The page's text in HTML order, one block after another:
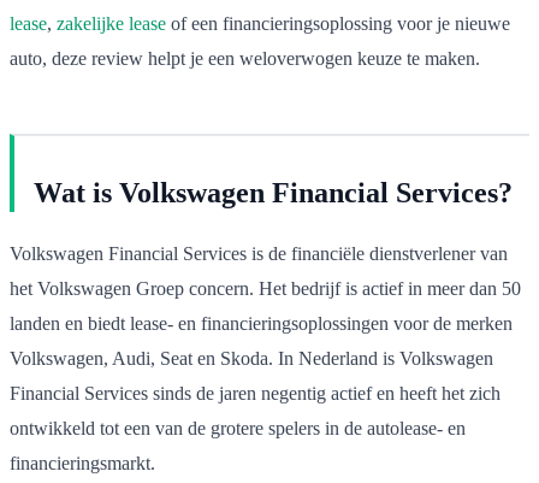
lease, zakelijke lease of een financieringsoplossing voor je nieuwe
auto, deze review helpt je een weloverwogen keuze te maken.
Wat is Volkswagen Financial Services?
Volkswagen Financial Services is de financiële dienstverlener van
het Volkswagen Groep concern. Het bedrijf is actief in meer dan 50
landen en biedt lease- en financieringsoplossingen voor de merken
Volkswagen, Audi, Seat en Skoda. In Nederland is Volkswagen
Financial Services sinds de jaren negentig actief en heeft het zich
ontwikkeld tot een van de grotere spelers in de autolease- en
financieringsmarkt.